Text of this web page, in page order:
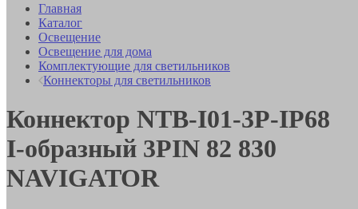
Главная
Каталог
Освещение
Освещение для дома
Комплектующие для светильников
Коннекторы для светильников
Коннектор NTB-I01-3P-IP68
I-образный 3PIN 82 830
NAVIGATOR